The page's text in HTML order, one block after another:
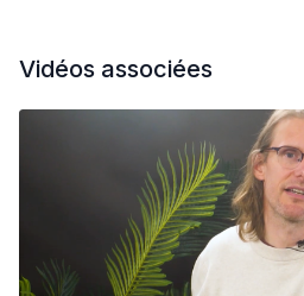
Vidéos associées